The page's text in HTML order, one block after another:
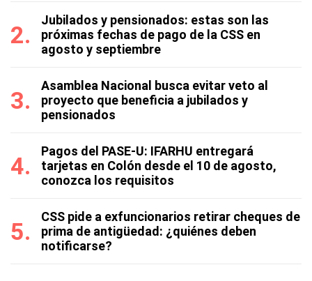
Jubilados y pensionados: estas son las
próximas fechas de pago de la CSS en
agosto y septiembre
Asamblea Nacional busca evitar veto al
proyecto que beneficia a jubilados y
pensionados
Pagos del PASE-U: IFARHU entregará
tarjetas en Colón desde el 10 de agosto,
conozca los requisitos
CSS pide a exfuncionarios retirar cheques de
prima de antigüedad: ¿quiénes deben
notificarse?